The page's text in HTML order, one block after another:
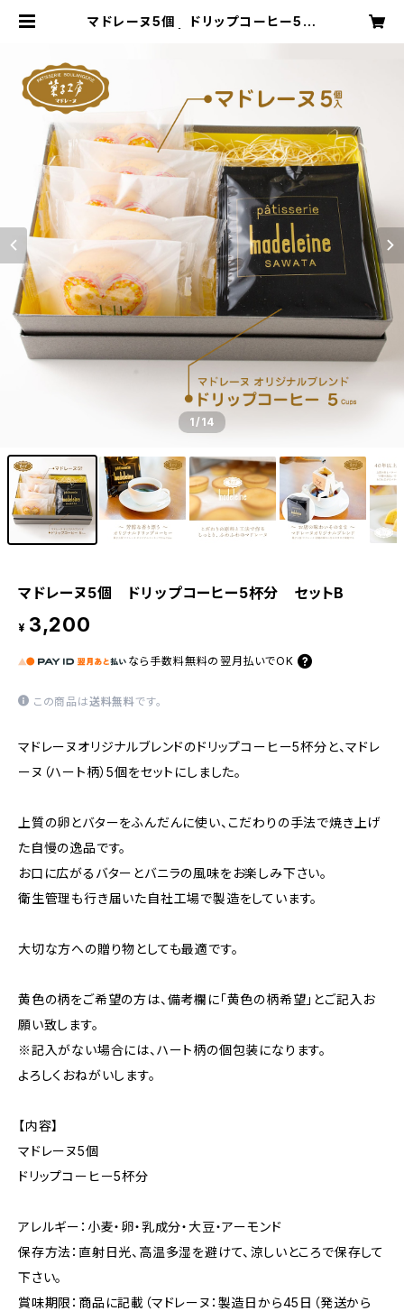
マドレーヌ5個 ドリップコーヒー5杯
1/14
マドレーヌ5個 ドリップコーヒー5杯分 セットB
¥ 3,200
なら 手数料無料の 翌月払いでOK
この商品は送料無料です。
マドレーヌオリジナルブレンドのドリップコーヒー5杯分と、マドレ
ーヌ（ハート柄）5個をセットにしました。
上質の卵とバターをふんだんに使い、こだわりの手法で焼き上げ
た自慢の逸品です。
お口に広がるバターとバニラの風味をお楽しみ下さい。
衛生管理も行き届いた自社工場で製造をしています。
大切な方への贈り物としても最適です。
黄色の柄をご希望の方は、備考欄に「黄色の柄希望」とご記入お
願い致します。
※記入がない場合には、ハート柄の個包装になります。
よろしくおねがいします。
【内容】
マドレーヌ5個
ドリップコーヒー5杯分
アレルギー：小麦・卵・乳成分・大豆・アーモンド
保存方法：直射日光、高温多湿を避けて、涼しいところで保存して
下さい。
賞味期限：商品に記載（マドレーヌ：製造日から45日（発送から